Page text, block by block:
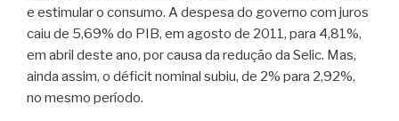
e estimular o consumo. A despesa do governo com juros
caiu de 5,69% do PIB, em agosto de 2011, para 4,81%,
em abril deste ano, por causa da redução da Selic. Mas,
ainda assim, o déficit nominal subiu, de 2% para 2,92%,
no mesmo período.